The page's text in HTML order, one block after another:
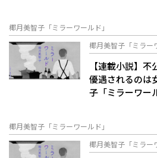
椰月美智子「ミラーワールド」
椰月美智子「ミラー
【連載小説】不
優遇されるの
子「ミラーワー
椰月美智子「ミラーワールド」
椰月美智子「ミラー